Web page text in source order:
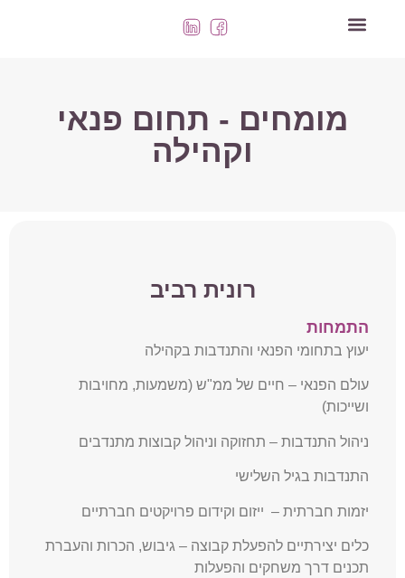
מומחים - תחום פנאי
וקהילה
רונית רביב
התמחות
יעוץ בתחומי הפנאי והתנדבות בקהילה
עולם הפנאי – חיים של ממ"ש (משמעות, מחויבות
ושייכות)
ניהול התנדבות – תחזוקה וניהול קבוצות מתנדבים
התנדבות בגיל השלישי
יזמות חברתית – ייזום וקידום פרויקטים חברתיים
כלים יצירתיים להפעלת קבוצה – גיבוש, הכרות והעברת
תכנים דרך משחקים והפעלות